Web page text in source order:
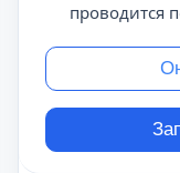
проводится